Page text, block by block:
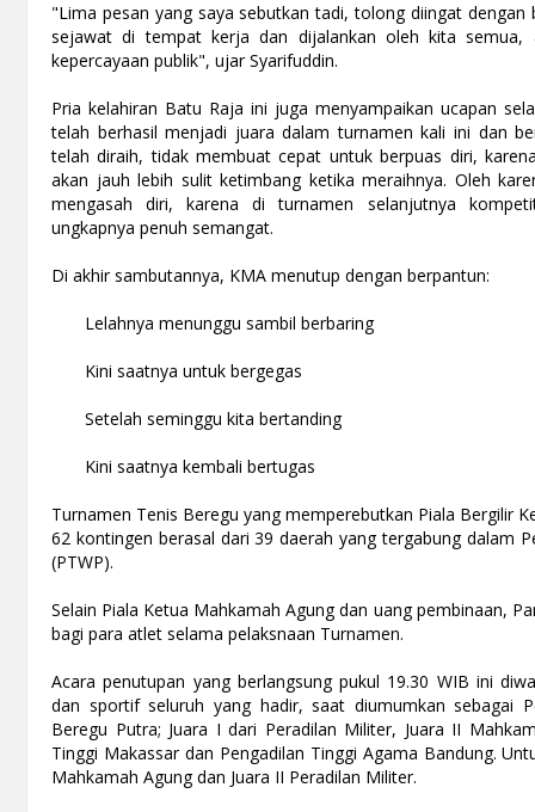
"Lima pesan yang saya sebutkan tadi, tolong diingat dengan
sejawat di tempat kerja dan dijalankan oleh kita semua,
kepercayaan publik", ujar Syarifuddin.
Pria kelahiran Batu Raja ini juga menyampaikan ucapan
telah berhasil menjadi juara dalam turnamen kali ini dan
telah diraih, tidak membuat cepat untuk berpuas diri,
akan jauh lebih sulit ketimbang ketika meraihnya. Oleh
mengasah diri, karena di turnamen selanjutnya
ungkapnya penuh semangat.
Di akhir sambutannya, KMA menutup dengan berpantun:
Lelahnya menunggu sambil berbaring
Kini saatnya untuk bergegas
Setelah seminggu kita bertanding
Kini saatnya kembali bertugas
Turnamen Tenis Beregu yang memperebutkan Piala Bergilir
62 kontingen berasal dari 39 daerah yang tergabung dalam
(PTWP).
Selain Piala Ketua Mahkamah Agung dan uang pembinaan,
bagi para atlet selama pelaksnaan Turnamen.
Acara penutupan yang berlangsung pukul 19.30 WIB ini
dan sportif seluruh yang hadir, saat diumumkan sebagai
Beregu Putra; Juara I dari Peradilan Militer, Juara II
Tinggi Makassar dan Pengadilan Tinggi Agama Bandung.
Mahkamah Agung dan Juara II Peradilan Militer.